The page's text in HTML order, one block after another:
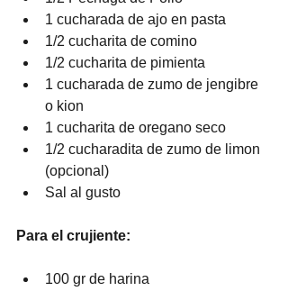
1 cucharada de ajo en pasta
1/2 cucharita de comino
1/2 cucharita de pimienta
1 cucharada de zumo de jengibre
o kion
1 cucharita de oregano seco
1/2 cucharadita de zumo de limon
(opcional)
Sal al gusto
Para el crujiente:
100 gr de harina